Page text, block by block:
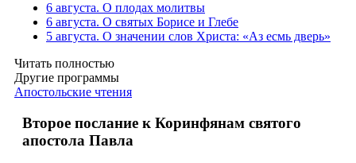
6 августа. О плодах молитвы
6 августа. О святых Борисе и Глебе
5 августа. О значении слов Христа: «Аз есмь дверь»
Читать полностью
Другие программы
Апостольские чтения
Второе послание к Коринфянам святого
апостола Павла